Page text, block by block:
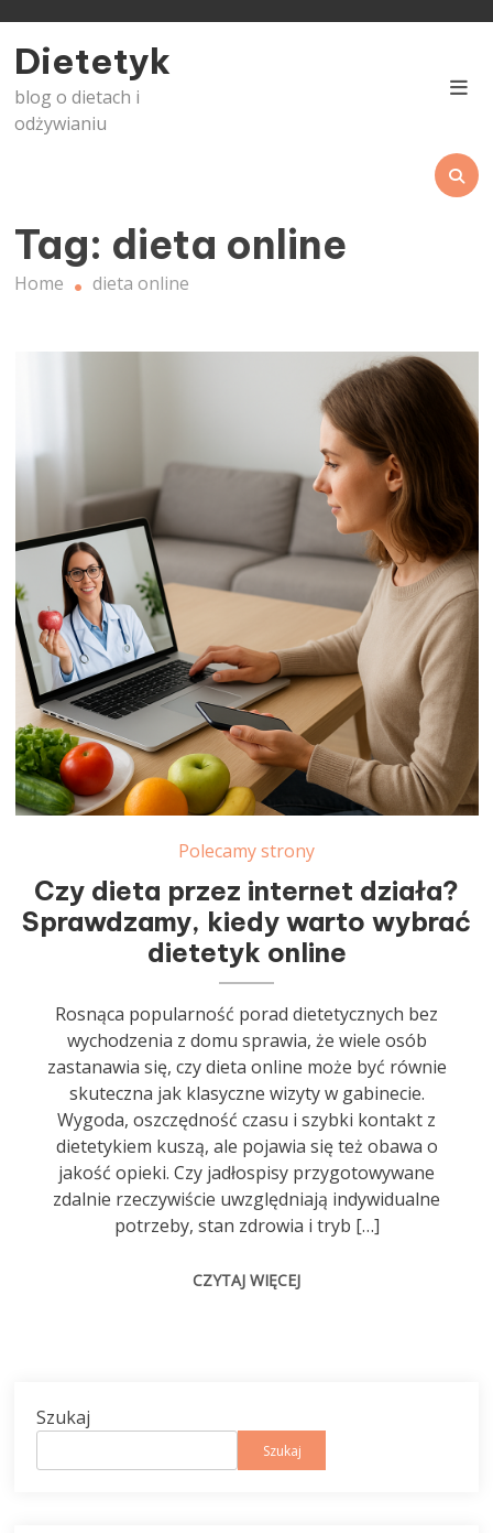
content
Dietetyk
blog o dietach i
odżywianiu
Tag: dieta online
Home dieta online
Polecamy strony
Czy dieta przez internet działa?
Sprawdzamy, kiedy warto wybrać
dietetyk online
Rosnąca popularność porad dietetycznych bez
wychodzenia z domu sprawia, że wiele osób
zastanawia się, czy dieta online może być równie
skuteczna jak klasyczne wizyty w gabinecie.
Wygoda, oszczędność czasu i szybki kontakt z
dietetykiem kuszą, ale pojawia się też obawa o
jakość opieki. Czy jadłospisy przygotowywane
zdalnie rzeczywiście uwzględniają indywidualne
potrzeby, stan zdrowia i tryb […]
CZYTAJ WIĘCEJ
Szukaj
Szukaj